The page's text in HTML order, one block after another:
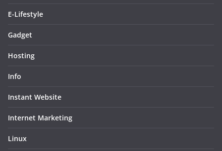
E-Lifestyle
Gadget
Hosting
Info
Instant Website
Internet Marketing
Linux